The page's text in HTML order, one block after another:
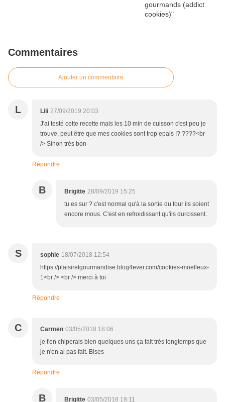
Commentaires
Ajouter un commentaire
L Lili 27/09/2019 20:03
J'ai testé cette recette mais les 10 min de cuisson c'est peu je
trouve, peut être que mes cookies sont trop epais !? ????<br
/> Sinon très bon
Répondre
B Brigitte 28/09/2019 15:25
tu es sur ? c'est normal qu'à la sortie du four ils soient
encore mous. C'est en refroidissant qu'ils durcissent.
S sophie 18/07/2018 12:54
https://plaisiretgourmandise.blog4ever.com/cookies-moelleux-
1<br /> <br /> merci à toi
Répondre
C Carmen 03/05/2018 18:06
je t'en chiperais bien quelques uns ça fait très longtemps que
je n'en ai pas fait. Bises
Répondre
B Brigitte 03/05/2018 18:11